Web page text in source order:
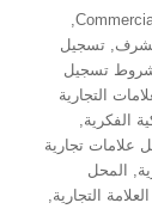
,تسجيل
تسجيل
التجارية
الفكرية
علامات تجارية
المحل
التجارية